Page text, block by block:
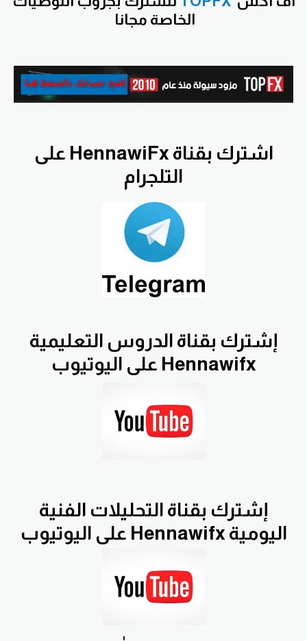
الخاصة مجانا
اشترك بقناة HennawiFx على
التلجرام
إشترك بقناة الدروس التعليمية
Hennawifx على اليوتيوب
إشترك بقناة التحليلات الفنية
اليومية Hennawifx على اليوتيوب